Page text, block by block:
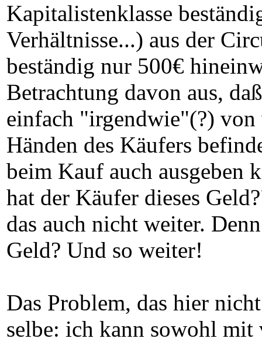
Kapitalistenklasse
Verhältnisse...) aus der
beständig nur 500€
Betrachtung davon aus,
einfach "irgendwie"(?)
Händen des Käufers
beim Kauf auch ausgeben
hat der Käufer dieses
das auch nicht weiter.
Geld? Und so weiter!
Das Problem, das hier
selbe: ich kann sowohl mit